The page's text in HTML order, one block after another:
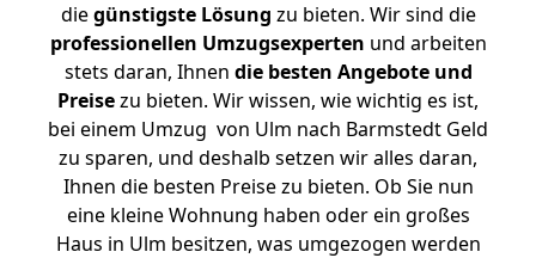
diegünstigste Lösung zu bieten. Wir sind die
professionellen Umzugsexperten und arbeiten
stets daran, Ihnen die besten Angebote und
Preisezu bieten. Wir wissen, wie wichtig es ist,
bei einem Umzug von Ulm nach Barmstedt Geld
zu sparen, und deshalb setzen wir alles daran,
Ihnen die besten Preise zu bieten. Ob Sie nun
eine kleine Wohnung haben oder ein großes
Haus in Ulm besitzen, was umgezogen werden